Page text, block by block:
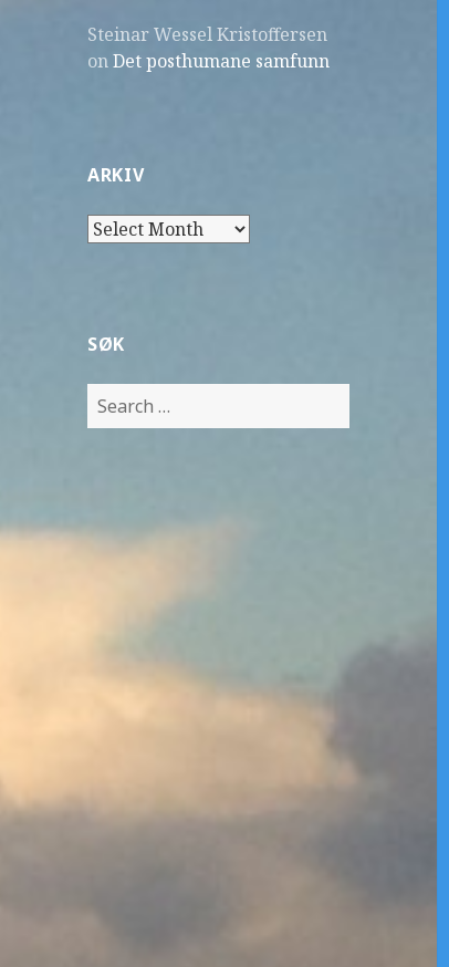
Steinar Wessel Kristoffersen
onDet posthumane samfunn
ARKIV
Arkiv
SØK
Search
for: